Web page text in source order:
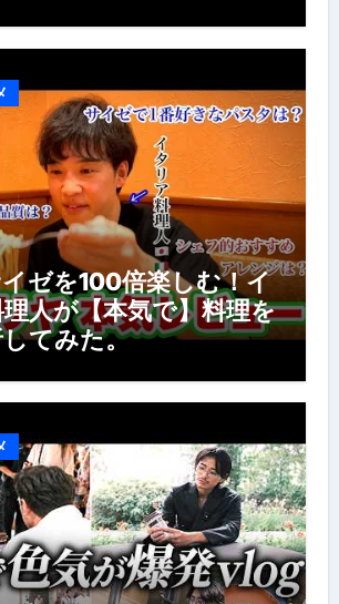
ゼを100倍楽しむ！イ
人が【本気で】料理を
てみた。